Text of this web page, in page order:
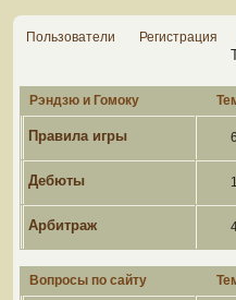
Пользователи Регистрация
Рэндзю и Гомоку
Правила игры 6
Дебюты 1
Арбитраж
Вопросы по сайту